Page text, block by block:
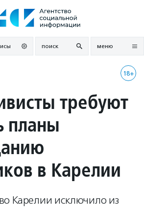
поиск меню
18+
требуют
планы
в Карелии
Карелии исключило из